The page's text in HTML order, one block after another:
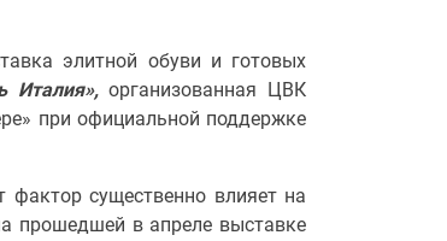
элитной обуви и готовых
Италия»,организованная ЦВК
при официальной поддержке
существенно влияет на
прошедшей в апреле выставке